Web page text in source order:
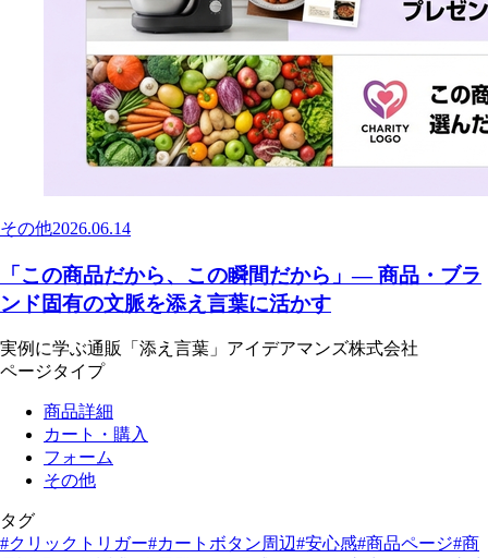
その他2026.06.14
「この商品だから、この瞬間だから」— 商品・ブラ
ンド固有の文脈を添え言葉に活かす
実例に学ぶ通販「添え言葉」 アイデアマンズ株式会社
ページタイプ
商品詳細
カート・購入
フォーム
その他
タグ
#クリックトリガー#カートボタン周辺#安心感#商品ページ#商